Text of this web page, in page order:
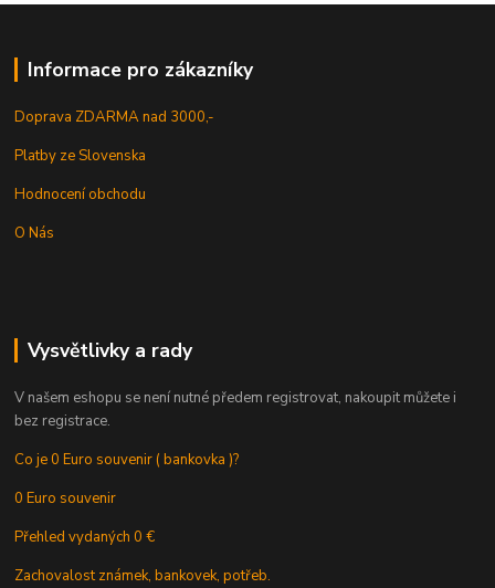
Informace pro zákazníky
Doprava ZDARMA nad 3000,-
Platby ze Slovenska
Hodnocení obchodu
O Nás
Vysvětlivky a rady
V našem eshopu se není nutné předem registrovat, nakoupit můžete i
bez registrace.
Co je 0 Euro souvenir ( bankovka )?
0 Euro souvenir
Přehled vydaných 0 €
Zachovalost známek, bankovek, potřeb.